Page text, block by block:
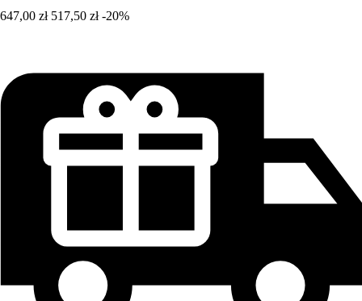
647,00 zł 517,50 zł -20%